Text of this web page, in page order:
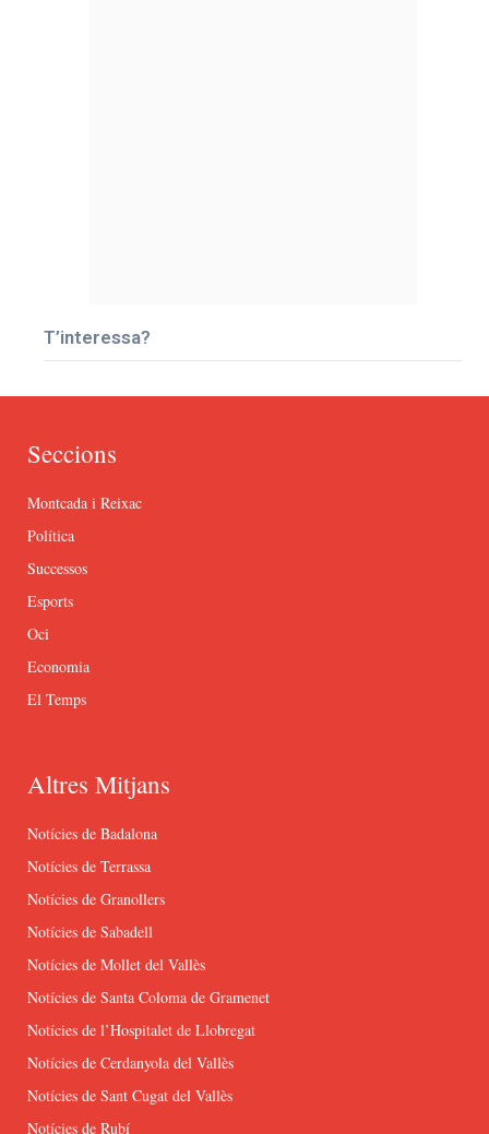
T’interessa?
Seccions
Montcada i Reixac
Política
Successos
Esports
Oci
Economia
El Temps
Altres Mitjans
Notícies de Badalona
Notícies de Terrassa
Notícies de Granollers
Notícies de Sabadell
Notícies de Mollet del Vallès
Notícies de Santa Coloma de Gramenet
Notícies de l’Hospitalet de Llobregat
Notícies de Cerdanyola del Vallès
Notícies de Sant Cugat del Vallès
Notícies de Rubí